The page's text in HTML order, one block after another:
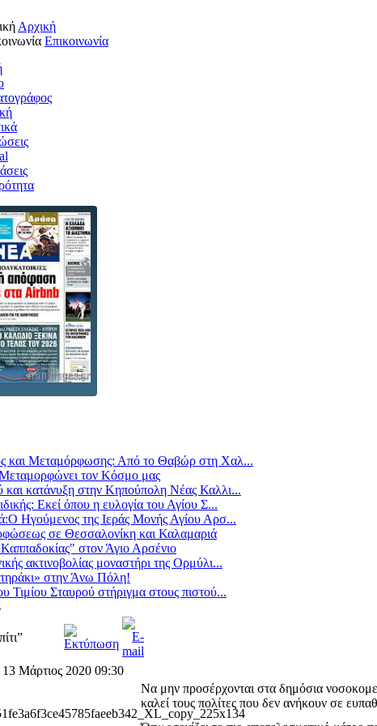
Αρχική
Επικοινωνία
και Μεταμόρφωσης: Από το Θαβώρ στη Χαλ...
τον Κόσμο μας
κατάνυξη στην Κηπούπολη Νέας Καλλι...
Εκεί όπου η ευλογία του Αγίου Σ...
Ηγούμενος της Ιεράς Μονής Αγίου Αρσ...
σε Θεσσαλονίκη και Καλαμαριά
στον Άγιο Αρσένιο
ακτινοβολίας μοναστήρι της Ορμύλι...
στην Άνω Πόλη!
Τιμίου Σταυρού στήριγμα στους πιστού...
Μάρτιος 2020 09:30
Να μην προσέρχονται στα δημόσια
καλεί τους πολίτες που δεν ανήκουν σε